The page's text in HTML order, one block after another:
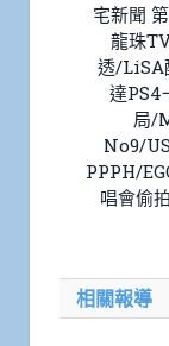
宅新聞
龍珠
透/LiSA
達PS4
局/
No9/
PPPH/
唱會偷
相關報導